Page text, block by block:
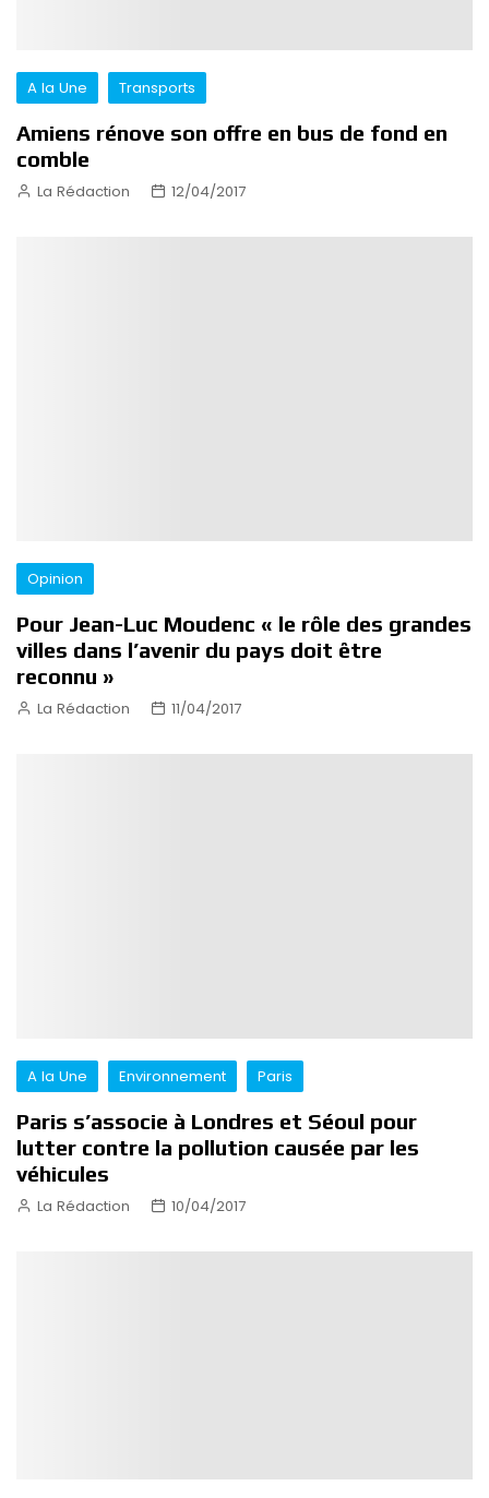
A la Une Transports
Amiens rénove son offre en bus de fond en
comble
La Rédaction 12/04/2017
Opinion
Pour Jean-Luc Moudenc « le rôle des grandes
villes dans l’avenir du pays doit être
reconnu »
La Rédaction 11/04/2017
A la Une Environnement Paris
Paris s’associe à Londres et Séoul pour
lutter contre la pollution causée par les
véhicules
La Rédaction 10/04/2017